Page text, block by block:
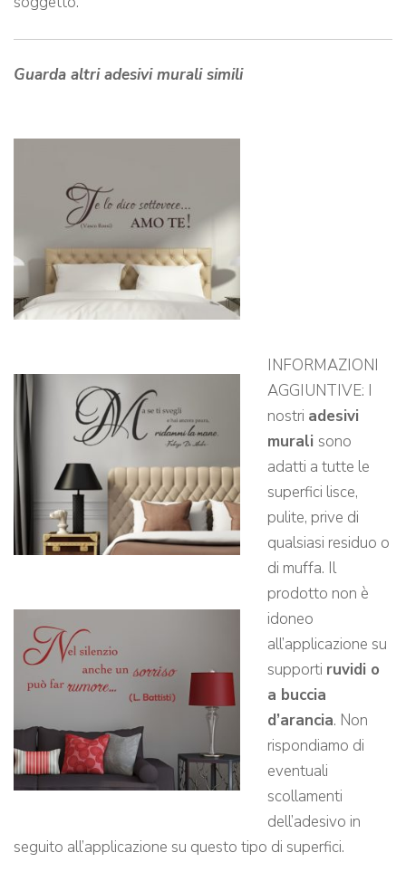
Guarda altri adesivi murali simili
INFORMAZIONI
AGGIUNTIVE: I
nostri adesivi
murali sono
adatti a tutte le
superfici lisce,
pulite, prive di
qualsiasi residuo o
di muffa. Il
prodotto non è
idoneo
all’applicazione su
supporti ruvidi o
a buccia
d’arancia. Non
rispondiamo di
eventuali
scollamenti
dell’adesivo in
seguito all’applicazione su questo tipo di superfici.